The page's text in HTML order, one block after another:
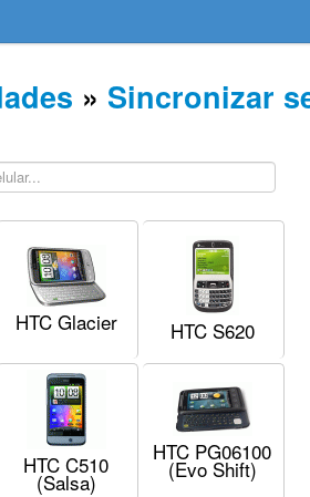
» Sincronizar
HTC Glacier HTC S620
HTC C510
(Salsa)
HTC PG06100
(Evo Shift)